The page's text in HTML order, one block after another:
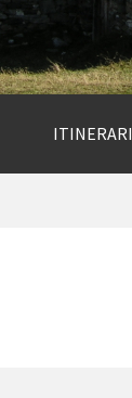
ITINERARI